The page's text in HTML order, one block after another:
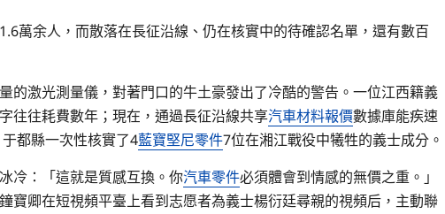
萬余人，而散落在長征沿線、仍在核實中的待確認名單，還有數百
的激光測量儀，對著門口的牛土豪發出了冷酷的警告。一位江西籍義
往往耗費數年；現在，通過長征沿線共享汽車材料報價數據庫能疾速
都縣一次性核實了4藍寶堅尼零件7位在湘江戰役中犧牲的義士成分。
冷：「這就是質感互換。你汽車零件必須體會到情感的無價之重。」
寶卿在短視頻平臺上看到志愿者為義士楊衍廷尋親的視頻后，主動聯